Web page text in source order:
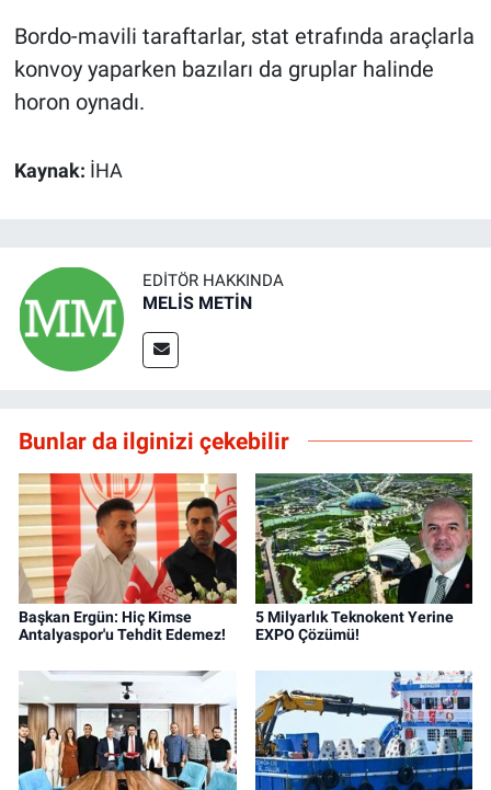
Bordo-mavili taraftarlar, stat etrafında araçlarla
konvoy yaparken bazıları da gruplar halinde
horon oynadı.
Kaynak: İHA
EDITÖR HAKKINDA
MELİS METİN
Bunlar da ilginizi çekebilir
Başkan Ergün: Hiç Kimse
Antalyaspor'u Tehdit Edemez!
5 Milyarlık Teknokent Yerine
EXPO Çözümü!